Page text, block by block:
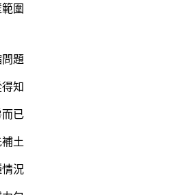
圍
題
知
已
土
情況